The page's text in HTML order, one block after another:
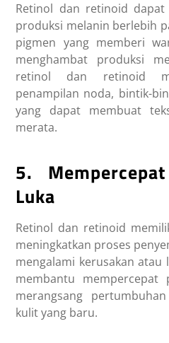
Retinol dan retinoid
produksi melanin berlebih
pigmen yang memberi
menghambat produksi
retinol dan retinoid
penampilan noda, bintik-
yang dapat membuat
merata.
5.
Luka
Retinol dan retinoid
meningkatkan proses
mengalami kerusakan
membantu mempercepat
merangsang
kulit yang baru.